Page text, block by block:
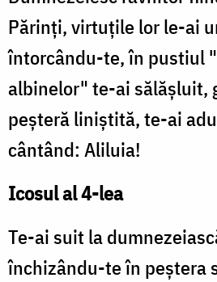
Părinți, virtuțile lor le-ai
întorcându-te, în pustiul
albinelor" te-ai sălășluit,
peșteră liniștită, te-ai
cântând: Aliluia!
Icosul al 4-lea
Te-ai suit la
închizându-te în peștera